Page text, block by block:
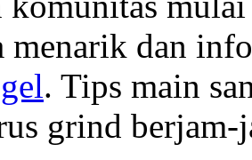
menarik dan
. Tips main
grind berjam-